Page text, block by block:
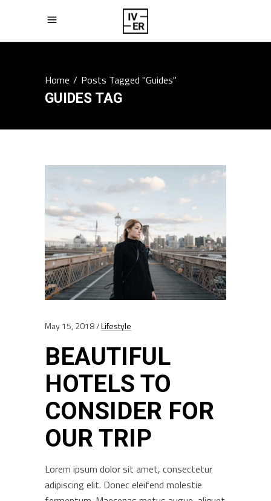
Home/Posts Tagged "Guides"
GUIDES TAG
May 15, 2018 Lifestyle
BEAUTIFUL
HOTELS TO
CONSIDER FOR
OUR TRIP
Lorem ipsum dolor sit amet, consectetur
adipiscing elit. Donec eleifend molestie